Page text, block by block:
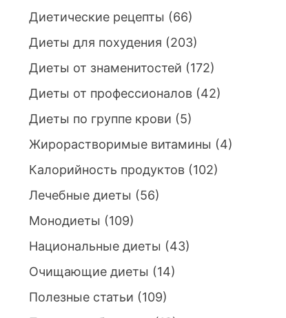
Диетические рецепты (66)
Диеты для похудения (203)
Диеты от знаменитостей (172)
Диеты от профессионалов(42)
Диеты по группе крови (5)
Жирорастворимые витамины (4)
Калорийность продуктов(102)
Лечебные диеты (56)
Монодиеты (109)
Национальные диеты (43)
Очищающие диеты (14)
Полезные статьи (109)